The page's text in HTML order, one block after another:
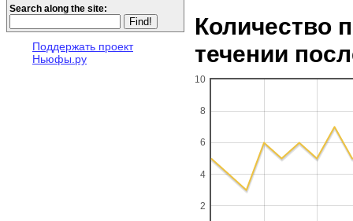
Search along the site:
Поддержать проект
Ньюфы.ру
Количество
течении
2
4
6
8
10